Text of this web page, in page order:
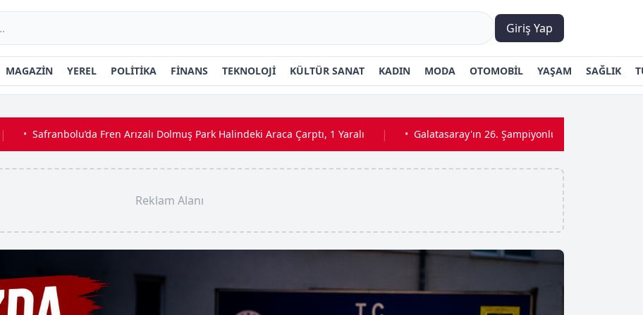
Giriş Yap
MAGAZİN YEREL POLİTİKA FİNANS TEKNOLOJİ KÜLTÜR SANAT KADIN MODA OTOMOBİL YAŞAM SAĞLIK
Safranbolu’da Fren Arızalı Dolmuş Park Halindeki Araca Çarptı, 1 Yaralı | Galatasaray'ın 26. Şampiyonluk Kutlamaları Nerede ve
Reklam Alanı